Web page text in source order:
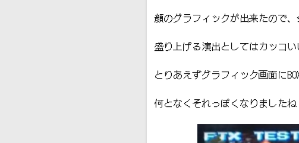
顔のグラフィックが出来たので
盛り上げる演出としてはカッコ
とりあえずグラフィック画面に
何となくそれっぽくなりましたね